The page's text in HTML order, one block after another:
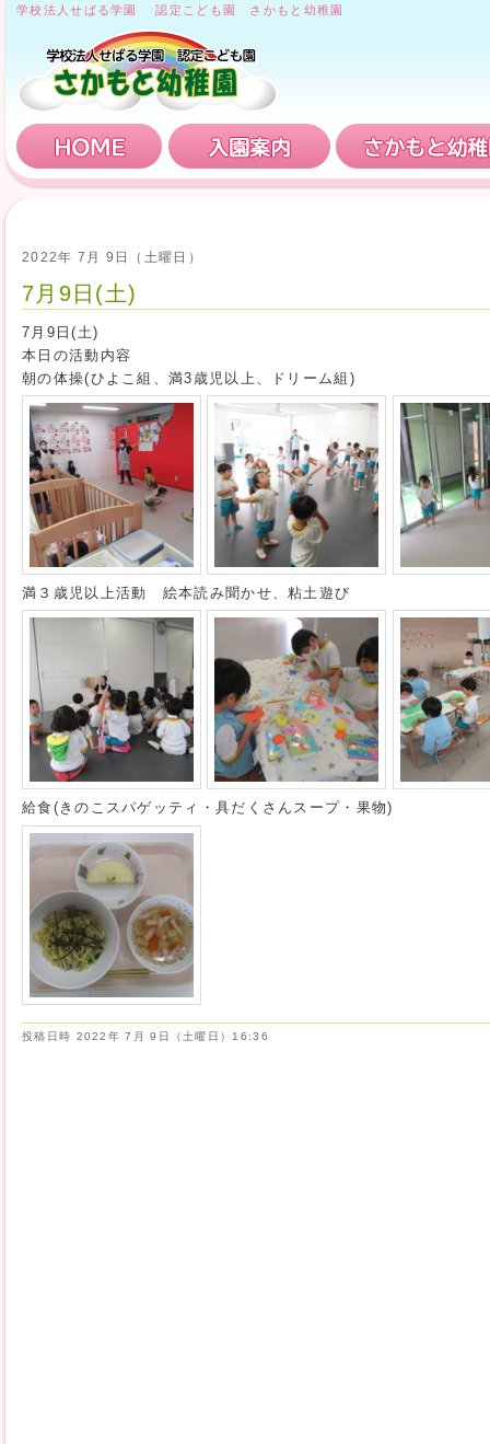
学校法人せばる学園 認定こども園 さかもと幼稚園
HOME 入園案内
2022年 7月 9日（土曜日）
7月9日(土)
7月9日(土)
本日の活動内容
朝の体操(ひよこ組、満3歳児以上、ドリーム組)
満３歳児以上活動 絵本読み聞かせ、粘土遊び
給食(きのこスパゲッティ・具だくさんスープ・果物)
投稿日時 2022年 7月 9日（土曜日）16:36